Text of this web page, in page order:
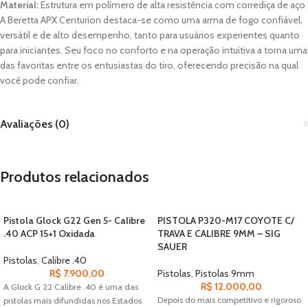
Material:Estrutura em polímero de alta resistência com corrediça de aço
A Beretta APX Centurion destaca-se como uma arma de fogo confiável,
versátil e de alto desempenho, tanto para usuários experientes quanto
para iniciantes. Seu foco no conforto e na operação intuitiva a torna uma
das favoritas entre os entusiastas do tiro, oferecendo precisão na qual
você pode confiar.
Avaliações (0)
Produtos relacionados
Pistola Glock G22 Gen 5- Calibre
.40 ACP 15+1 Oxidada
Pistolas, Calibre .40
R$ 7.900,00
A Glock G 22 Calibre .40 é uma das
pistolas mais difundidas nos Estados
PISTOLA P320-M17 COYOTE C/
TRAVA E CALIBRE 9MM – SIG
SAUER
Pistolas, Pistolas 9mm
R$ 12.000,00
Depois do mais competitivo e rigoroso